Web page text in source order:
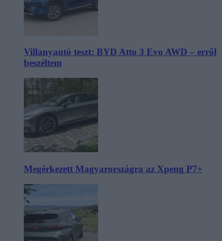
Villanyautó teszt: BYD Atto 3 Evo AWD – erről
beszéltem
Megérkezett Magyarországra az Xpeng P7+